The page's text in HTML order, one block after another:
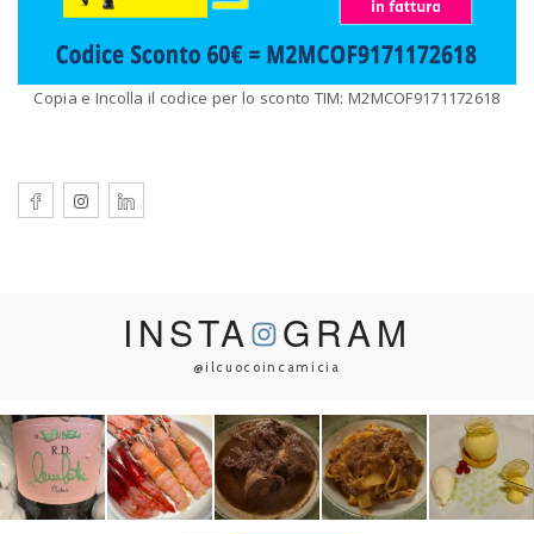
Copia e Incolla il codice per lo sconto TIM: M2MCOF9171172618
INSTA GRAM
@ilcuocoincamicia